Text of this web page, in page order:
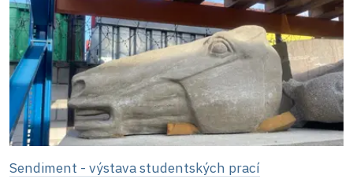
Sendiment - výstava studentských prací